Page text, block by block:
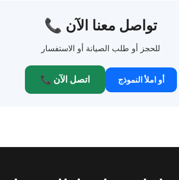
📞 تواصل معنا الآن
للحجز أو طلب الصيانة أو الاستفسار
📞 اتصل الآن أو املأ النموذج